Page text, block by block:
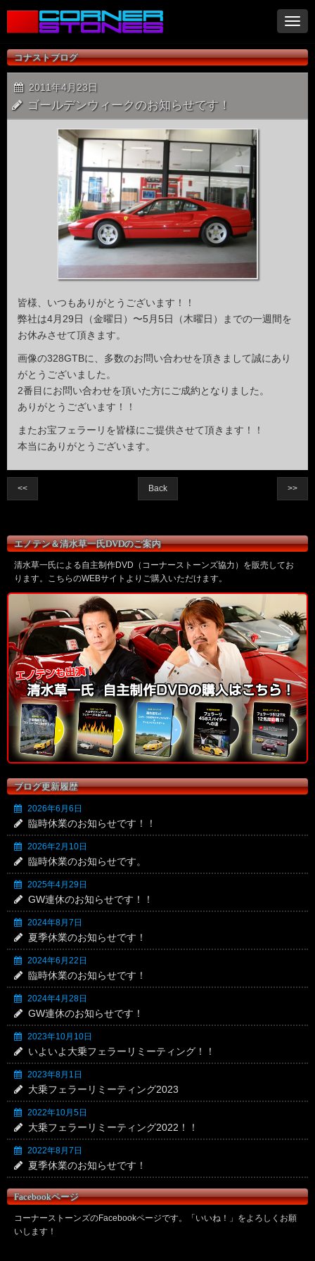
ナ
ビ
ゲ
ー
コナストブログ
2011年4月23日
ゴールデンウィークのお知らせです！
皆様、いつもありがとうございます！！
弊社は4月29日（金曜日）〜5月5日（木曜日）までの一週間を
お休みさせて頂きます。
画像の328GTBに、多数のお問い合わせを頂きまして誠にあり
がとうございました。
2番目にお問い合わせを頂いた方にご成約となりました。
ありがとうございます！！
またお宝フェラーリを皆様にご提供させて頂きます！！
本当にありがとうございます。
<< Back >>
エノテン＆清水草一氏DVDのご案内
清水草一氏による自主制作DVD（コーナーストーンズ協力）を販売してお
ります。こちらのWEBサイトよりご購入いただけます。
ブログ更新履歴
2026年6月6日
臨時休業のお知らせです！！
2026年2月10日
臨時休業のお知らせです。
2025年4月29日
GW連休のお知らせです！！
2024年8月7日
夏季休業のお知らせです！
2024年6月22日
臨時休業のお知らせです！
2024年4月28日
GW連休のお知らせです！
2023年10月10日
いよいよ大乗フェラーリミーティング！！
2023年8月1日
大乗フェラーリミーティング2023
2022年10月5日
大乗フェラーリミーティング2022！！
2022年8月7日
夏季休業のお知らせです！
Facebookページ
コーナーストーンズのFacebookページです。「いいね！」をよろしくお願
いします！